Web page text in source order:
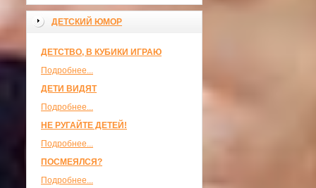
ДЕТСКИЙ ЮМОР
ДЕТСТВО, В КУБИКИ ИГРАЮ
Подробнее...
ДЕТИ ВИДЯТ
Подробнее...
НЕ РУГАЙТЕ ДЕТЕЙ!
Подробнее...
ПОСМЕЯЛСЯ?
Подробнее...